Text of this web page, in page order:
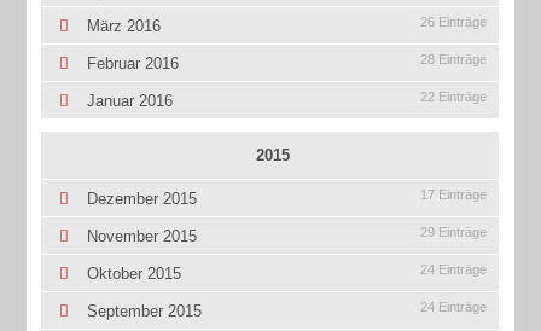
März 2016 26 Einträge
Februar 2016 28 Einträge
Januar 2016 22 Einträge
2015
Dezember 2015 17 Einträge
November 2015 29 Einträge
Oktober 2015 24 Einträge
September 2015 24 Einträge